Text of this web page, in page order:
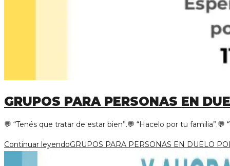
GRUPOS PARA PERSONAS EN
💬 “Tenés que tratar de estar bien”.💬 “Hacelo por tu
Continuar leyendoGRUPOS PARA PERSONAS EN DUELO